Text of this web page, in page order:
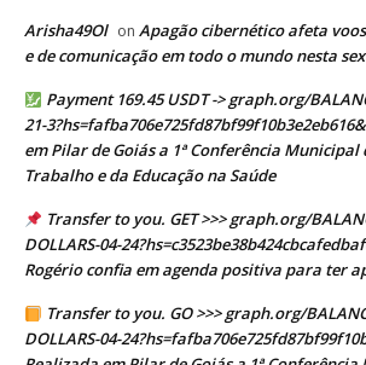
Arisha49Ol on Apagão cibernético afeta
e de comunicação em todo o mundo nesta
Payment 169.45 USDT -> graph.org/
21-3?hs=fafba706e725fd87bf99f10b3e2eb616&
em Pilar de Goiás a 1ª Conferência Municipal
Trabalho e da Educação na Saúde
Transfer to you. GET >>> graph.org/
DOLLARS-04-
Rogério confia em agenda positiva para ter
Transfer to you. GO >>> graph.org/
DOLLARS-04-